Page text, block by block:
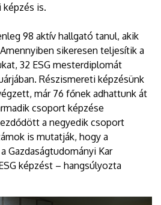
is.
98 aktív hallgató tanul, akik
sikeresen teljesítik a
32 ESG mesterdiplomát
Részismereti képzésünk
már 76 főnek adhattunk át
csoport képzése
a negyedik csoport
is mutatják, hogy a
Gazdaságtudományi Kar
képzést – hangsúlyozta